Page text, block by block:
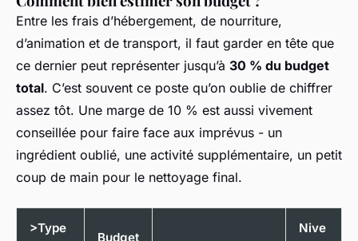
Entre les frais d’hébergement, de nourriture,
d’animation et de transport, il faut garder en tête que
ce dernier peut représenter jusqu’à 30 % du budget
total. C’est souvent ce poste qu’on oublie de chiffrer
assez tôt. Une marge de 10 % est aussi vivement
conseillée pour faire face aux imprévus - un
ingrédient oublié, une activité supplémentaire, un petit
coup de main pour le nettoyage final.
>Type
Budget
Nive